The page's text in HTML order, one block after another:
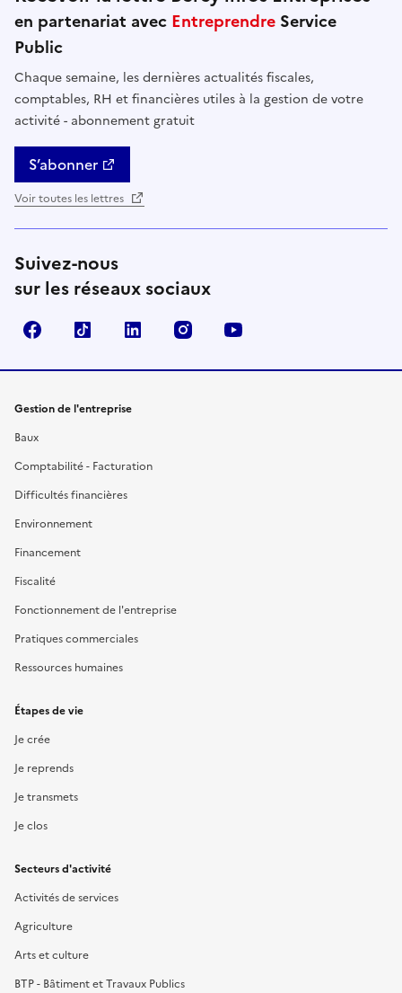
en partenariat avec Entreprendre Service
Public
Chaque semaine, les dernières actualités fiscales,
comptables, RH et financières utiles à la gestion de votre
activité - abonnement gratuit
S’abonner
Voir toutes les lettres
Suivez-nous
sur les réseaux sociaux
FacebookTikTok Linkedin Instagram
Gestion de l'entreprise
Baux
Comptabilité - Facturation
Difficultés financières
Environnement
Financement
Fiscalité
Fonctionnement de l'entreprise
Pratiques commerciales
Ressources humaines
Étapes de vie
Je crée
Je reprends
Je transmets
Je clos
Secteurs d'activité
Activités de services
Agriculture
Arts et culture
BTP - Bâtiment et Travaux Publics